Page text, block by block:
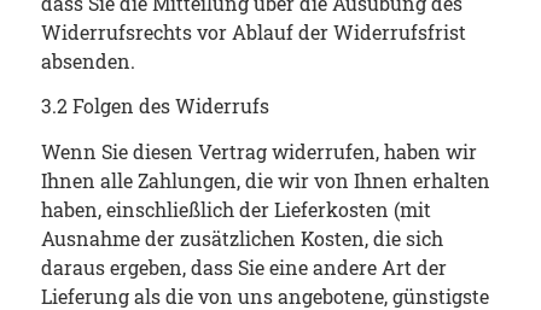
Widerrufsrechts vor Ablauf der Widerrufsfrist
absenden.
3.2 Folgen des Widerrufs
Wenn Sie diesen Vertrag widerrufen, haben wir
Ihnen alle Zahlungen, die wir von Ihnen erhalten
haben, einschließlich der Lieferkosten (mit
Ausnahme der zusätzlichen Kosten, die sich
daraus ergeben, dass Sie eine andere Art der
Lieferung als die von uns angebotene, günstigste